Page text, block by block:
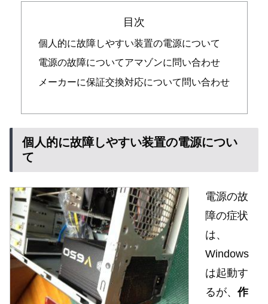
目次
個人的に故障しやすい装置の電源について
電源の故障についてアマゾンに問い合わせ
メーカーに保証交換対応について問い合わせ
個人的に故障しやすい装置の電源につい
て
電源の故
障の症状
は、
Windows
は起動す
るが、作